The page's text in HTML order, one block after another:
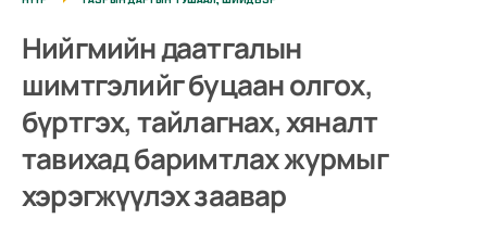
Нийгмийн даатгалын
шимтгэлийг буцаан олгох,
бүртгэх, тайлагнах, хяналт
тавихад баримтлах журмыг
хэрэгжүүлэх заавар